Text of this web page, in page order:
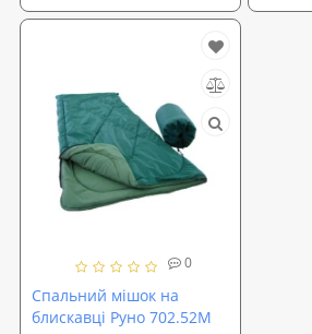
0
Спальний мішок на
блискавці Руно 702.52M